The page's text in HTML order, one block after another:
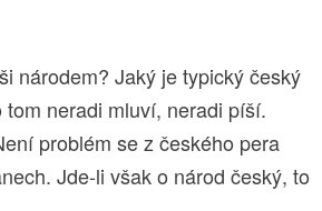
národem? Jaký je typický český
neradi mluví, neradi píší.
problém se z českého pera
Jde-li však o národ český, to